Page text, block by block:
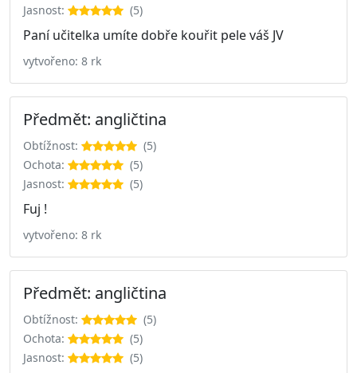
Jasnost: (5)
Paní učitelka umíte dobře kouřit pele váš JV
vytvořeno: 8 rk
Předmět: angličtina
Obtížnost:
(5)
Ochota:
(5)
Jasnost:
(5)
Fuj !
vytvořeno: 8 rk
Předmět: angličtina
Obtížnost:
(5)
Ochota:
(5)
Jasnost:
(5)